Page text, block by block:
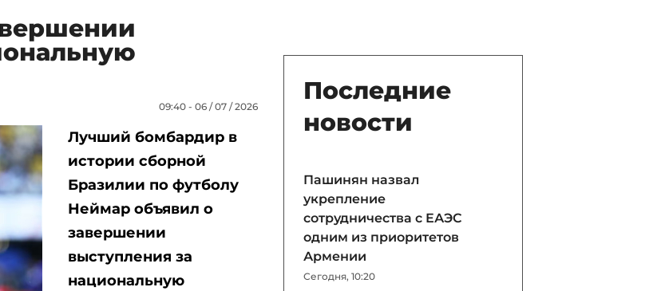
09:40 - 06 / 07 / 2026
Лучший бомбардир в
истории сборной
Бразилии по футболу
Неймар объявил о
завершении
выступления за
национальную
Последние
новости
Пашинян назвал
укрепление
сотрудничества с ЕАЭС
одним из приоритетов
Армении
Сегодня, 10:20